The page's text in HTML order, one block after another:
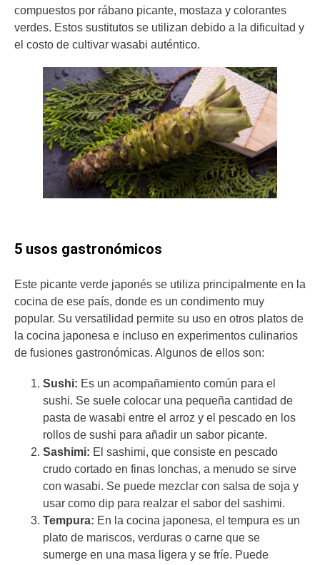
compuestos por rábano picante, mostaza y colorantes
verdes. Estos sustitutos se utilizan debido a la dificultad y
el costo de cultivar wasabi auténtico.
5 usos gastronómicos
Este picante verde japonés se utiliza principalmente en la
cocina de ese país, donde es un condimento muy
popular. Su versatilidad permite su uso en otros platos de
la cocina japonesa e incluso en experimentos culinarios
de fusiones gastronómicas. Algunos de ellos son:
Sushi: Es un acompañamiento común para el
sushi. Se suele colocar una pequeña cantidad de
pasta de wasabi entre el arroz y el pescado en los
rollos de sushi para añadir un sabor picante.
Sashimi: El sashimi, que consiste en pescado
crudo cortado en finas lonchas, a menudo se sirve
con wasabi. Se puede mezclar con salsa de soja y
usar como dip para realzar el sabor del sashimi.
Tempura: En la cocina japonesa, el tempura es un
plato de mariscos, verduras o carne que se
sumerge en una masa ligera y se fríe. Puede